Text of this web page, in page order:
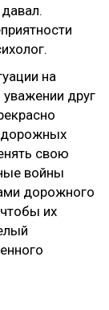
на
друг
дорожных
свою
войны
дорожного
их